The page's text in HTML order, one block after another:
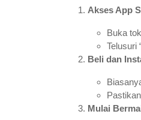
Akses App
Buka
Telusuri
Beli dan
Mulai